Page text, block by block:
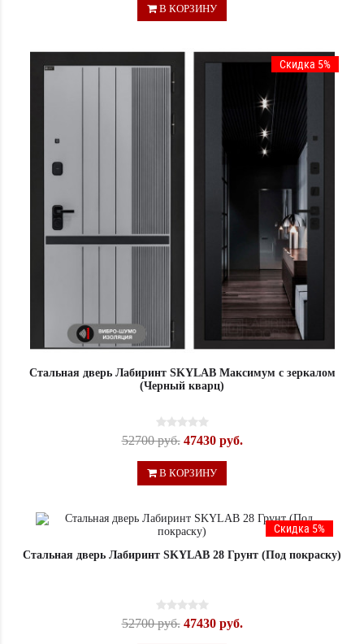
В КОРЗИНУ
Скидка 5%
Стальная дверь Лабиринт SKYLAB Максимум с зеркалом
(Черный кварц)
52700 руб. 47430 руб.
В КОРЗИНУ
Скидка 5%
Стальная дверь Лабиринт SKYLAB 28 Грунт (Под покраску)
52700 руб. 47430 руб.